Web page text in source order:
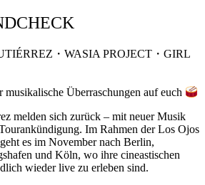
・WASIA PROJECT・GIRL
musikalische Überraschungen auf euch
melden sich zurück – mit neuer Musik
Im Rahmen der Los Ojos
es im November nach Berlin,
und Köln, wo ihre cineastischen
wieder live zu erleben sind.